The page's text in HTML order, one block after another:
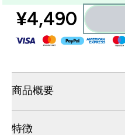
¥4,490‎
商品概要
特徴